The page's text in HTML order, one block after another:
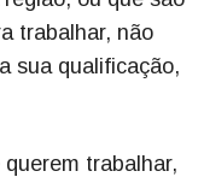
trabalhar, não
sua qualificação,
trabalhar,